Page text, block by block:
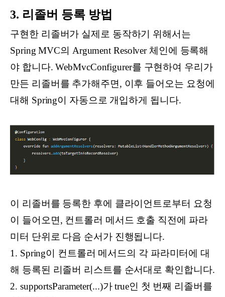
3. 리졸버 등록 방법
구현한 리졸버가 실제로 동작하기 위해서는
Spring MVC의 Argument Resolver 체인에 등록해
야 합니다. WebMvcConfigurer를 구현하여 우리가
만든 리졸버를 추가해주면, 이후 들어오는 요청에
대해 Spring이 자동으로 개입하게 됩니다.
이 리졸버를 등록한 후에 클라이언트로부터 요청
이 들어오면, 컨트롤러 메서드 호출 직전에 파라
미터 단위로 다음 순서가 진행됩니다.
1. Spring이 컨트롤러 메서드의 각 파라미터에 대
해 등록된 리졸버 리스트를 순서대로 확인합니다.
2. supportsParameter(...)가 true인 첫 번째 리졸버를